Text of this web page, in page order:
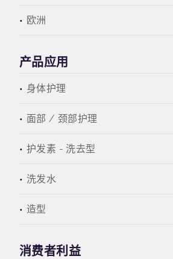
欧洲
产品应用
身体护理
面部 / 颈部护理
护发素 - 洗去型
洗发水
造型
消费者利益